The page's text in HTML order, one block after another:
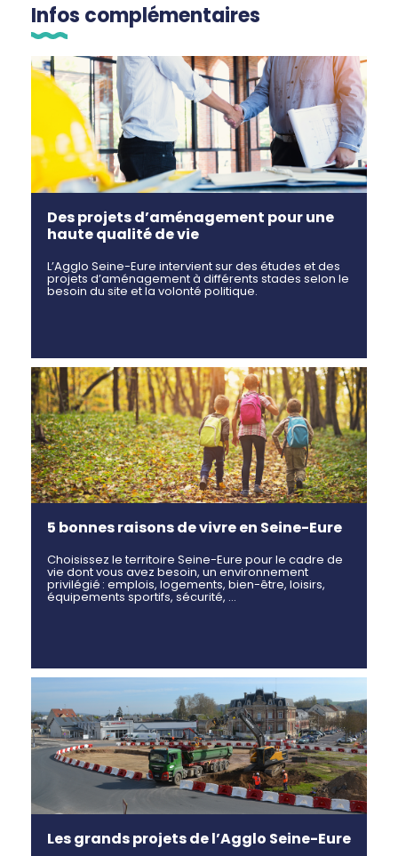
Infos complémentaires
Des projets d’aménagement pour une
haute qualité de vie
L’Agglo Seine-Eure intervient sur des études et des
projets d’aménagement à différents stades selon le
besoin du site et la volonté politique.
5 bonnes raisons de vivre en Seine-Eure
Choisissez le territoire Seine-Eure pour le cadre de
vie dont vous avez besoin, un environnement
privilégié : emplois, logements, bien-être, loisirs,
équipements sportifs, sécurité, …
Les grands projets de l’Agglo Seine-Eure